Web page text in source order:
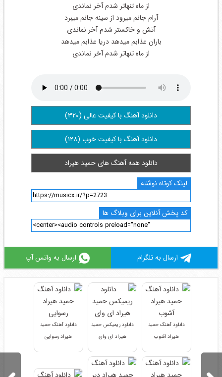
از ماه تنهاتر شدم آخر نماندی
آرام جانم میرود از سینه جانم میبرد
آتش و خاکستر شدم آخر نماندی
باران عذابم میدهد دریا عذابم میدهد
از ماه تنهاتر شدم آخر نماندی
دانلود آهنگ با کیفیت عالی (۳۲۰)
دانلود آهنگ با کیفیت خوب (۱۲۸)
دانلود همه آهنگ های حمید هیراد
لینک کوتاه نوشته
کد پخش آنلاین برای وبلاگ ها
ارسال به تلگرام ارسال به واتس آپ
دانلود آهنگ حمید
هیراد آشوب
دانلود ریمیکس حمید
هیراد ای وای
دانلود آهنگ حمید
هیراد رسوایی